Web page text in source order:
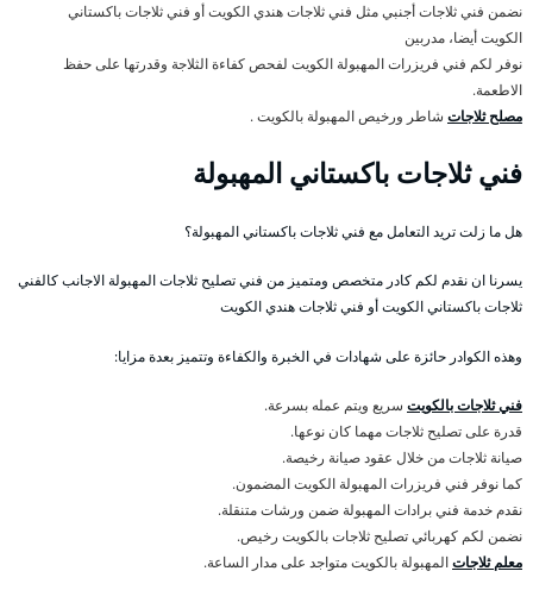
نضمن فني ثلاجات أجنبي مثل فني ثلاجات هندي الكويت أو فني ثلاجات باكستاني
الكويت أيضا، مدربين
نوفر لكم فني فريزرات المهبولة الكويت لفحص كفاءة الثلاجة وقدرتها على حفظ
الاطعمة.
مصلح ثلاجات شاطر ورخيص المهبولة بالكويت .
فني ثلاجات باكستاني المهبولة
هل ما زلت تريد التعامل مع فني ثلاجات باكستاني المهبولة؟
يسرنا ان نقدم لكم كادر متخصص ومتميز من فني تصليح ثلاجات المهبولة الاجانب كالفني
ثلاجات باكستاني الكويت أو فني ثلاجات هندي الكويت
وهذه الكوادر حائزة على شهادات في الخبرة والكفاءة وتتميز بعدة مزايا:
فني ثلاجات بالكويت سريع ويتم عمله بسرعة.
قدرة على تصليح ثلاجات مهما كان نوعها.
صيانة ثلاجات من خلال عقود صيانة رخيصة.
كما نوفر فني فريزرات المهبولة الكويت المضمون.
نقدم خدمة فني برادات المهبولة ضمن ورشات متنقلة.
نضمن لكم كهربائي تصليح ثلاجات بالكويت رخيص.
معلم ثلاجاتالمهبولة بالكويت متواجد على مدار الساعة.